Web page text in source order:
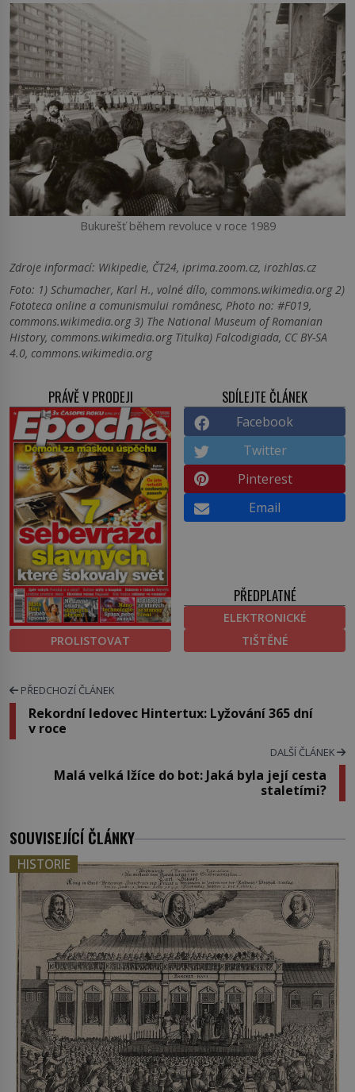
Bukurešť během revoluce v roce 1989
Zdroje informací: Wikipedie, ČT24, iprima.zoom.cz, irozhlas.cz
Foto: 1) Schumacher, Karl H., volné dílo, commons.wikimedia.org 2)
Fototeca online a comunismului românesc, Photo no: #F019,
commons.wikimedia.org 3) The National Museum of Romanian
History, commons.wikimedia.org Titulka) Falcodigiada, CC BY-SA
4.0, commons.wikimedia.org
PRÁVĚ V PRODEJI
PROLISTOVAT
SDÍLEJTE ČLÁNEK
Facebook
Twitter
Pinterest
Email
PŘEDPLATNÉ
ELEKTRONICKÉ
TIŠTĚNÉ
PŘEDCHOZÍ ČLÁNEK
Rekordní ledovec Hintertux: Lyžování 365 dní
v roce
DALŠÍ ČLÁNEK
Malá velká lžíce do bot: Jaká byla její cesta
staletími?
SOUVISEJÍCÍ ČLÁNKY
HISTORIE